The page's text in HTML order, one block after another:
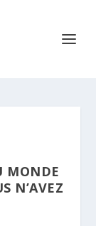
MONDE
N’AVEZ